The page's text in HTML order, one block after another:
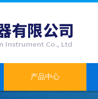
产品中心